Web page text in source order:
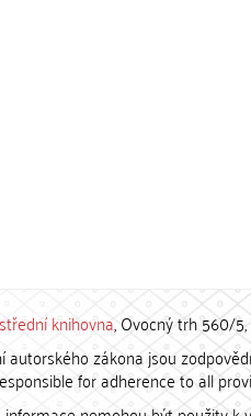
knihovna, Ovocný trh 560/
zákona jsou
for adherence to all